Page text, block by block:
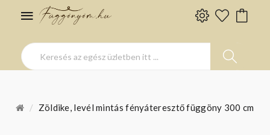
Zöldike, levél mintás fényáteresztő függöny 300 cm